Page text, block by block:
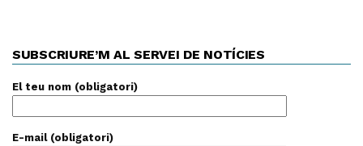
SUBSCRIURE’M AL SERVEI DE NOTÍCIES
El teu nom (obligatori)
E-mail (obligatori)